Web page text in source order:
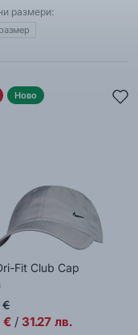
размери:
Ново
Fit Club Cap
€
€ / 31.27 лв.